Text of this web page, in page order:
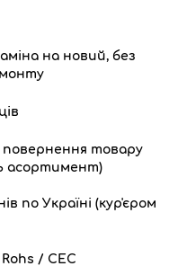
на новий, без
товару
асортимент)
по Україні (кур'єром
/ CEC